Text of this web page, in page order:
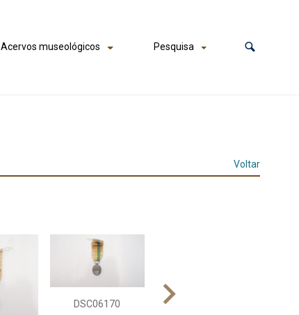
Acervos museológicos Pesquisa
Voltar
DSC06170